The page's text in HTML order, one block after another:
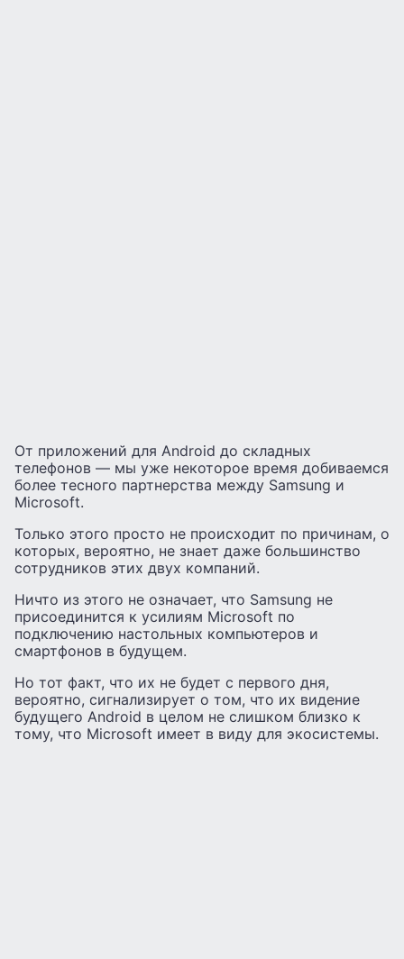
От приложений для Android до складных
телефонов — мы уже некоторое время добиваемся
более тесного партнерства между Samsung и
Microsoft.
Только этого просто не происходит по причинам, о
которых, вероятно, не знает даже большинство
сотрудников этих двух компаний.
Ничто из этого не означает, что Samsung не
присоединится к усилиям Microsoft по
подключению настольных компьютеров и
смартфонов в будущем.
Но тот факт, что их не будет с первого дня,
вероятно, сигнализирует о том, что их видение
будущего Android в целом не слишком близко к
тому, что Microsoft имеет в виду для экосистемы.